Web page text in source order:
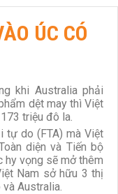
ÚC CÓ
khi Australia phải
dệt may thì Việt
triệu đô la.
tự do (FTA) mà Việt
diện và Tiến bộ
hy vọng sẽ mở thêm
Nam sở hữu 3 thị
Australia.